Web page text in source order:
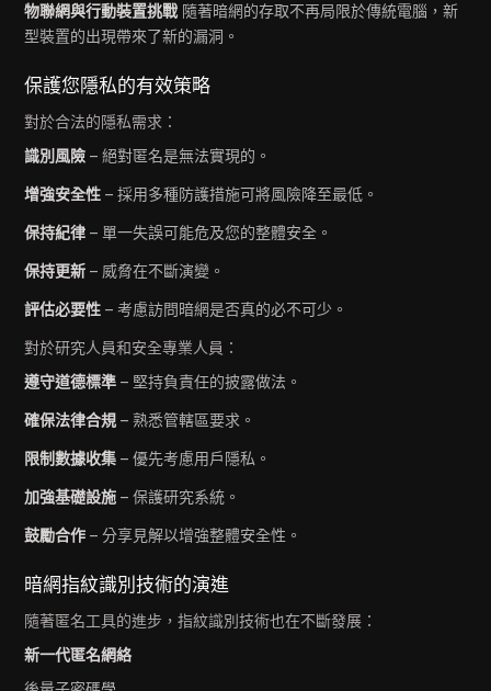
物聯網與行動裝置挑戰 隨著暗網的存取不再局限於傳統電腦，新
型裝置的出現帶來了新的漏洞。
保護您隱私的有效策略
對於合法的隱私需求：
識別風險 – 絕對匿名是無法實現的。
增強安全性 – 採用多種防護措施可將風險降至最低。
保持紀律 – 單一失誤可能危及您的整體安全。
保持更新 – 威脅在不斷演變。
評估必要性 – 考慮訪問暗網是否真的必不可少。
對於研究人員和安全專業人員：
遵守道德標準 – 堅持負責任的披露做法。
確保法律合規 – 熟悉管轄區要求。
限制數據收集 – 優先考慮用戶隱私。
加強基礎設施 – 保護研究系統。
鼓勵合作 – 分享見解以增強整體安全性。
暗網指紋識別技術的演進
隨著匿名工具的進步，指紋識別技術也在不斷發展：
新一代匿名網絡